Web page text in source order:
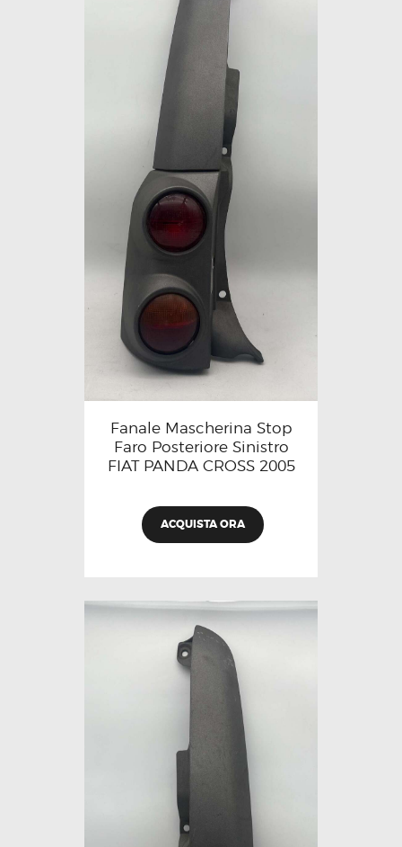
Fanale Mascherina Stop
Faro Posteriore Sinistro
FIAT PANDA CROSS 2005
ACQUISTA ORA